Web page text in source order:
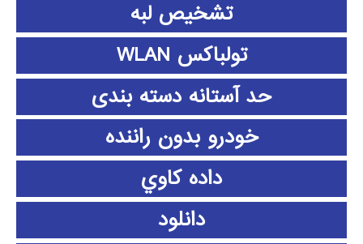
تشخیص لبه
تولباکس WLAN
حد آستانه دسته بندی
خودرو بدون راننده
داده كاوي
دانلود